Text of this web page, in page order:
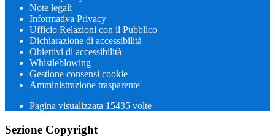
Note legali
Informativa Privacy
Ufficio Relazioni con il Pubblico
Dichiarazione di accessibilità
Obiettivi di accessibilità
Whistleblowing
Gestione consensi cookie
Amministrazione trasparente
Pagina visualizzata 15435 volte
Sezione Copyright